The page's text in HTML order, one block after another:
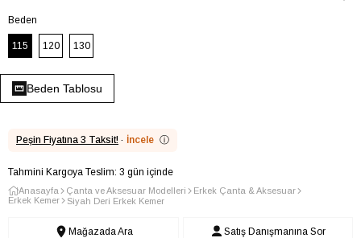
Beden
115 120 130
Beden Tablosu
Peşin Fiyatına 3 Taksit! · İncele ⓘ
Tahmini Kargoya Teslim: 3 gün içinde
Anasayfa Çanta ve Aksesuar Modelleri
Erkek Çanta & Aksesuar
Erkek Kemer
Siyah Deri Erkek Kemer
Mağazada Ara Satış Danışmanına Sor